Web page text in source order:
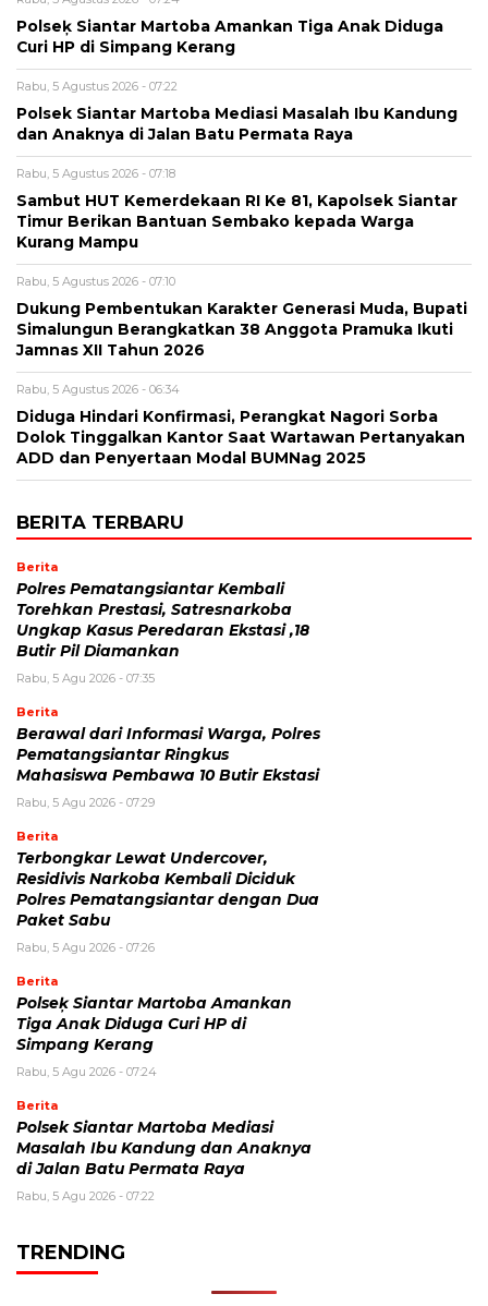
Polseķ Siantar Martoba Amankan Tiga Anak Diduga
Curi HP di Simpang Kerang
Rabu, 5 Agustus 2026 - 07:22
Polsek Siantar Martoba Mediasi Masalah Ibu Kandung
dan Anaknya di Jalan Batu Permata Raya
Rabu, 5 Agustus 2026 - 07:18
Sambut HUT Kemerdekaan RI Ke 81, Kapolsek Siantar
Timur Berikan Bantuan Sembako kepada Warga
Kurang Mampu
Rabu, 5 Agustus 2026 - 07:10
Dukung Pembentukan Karakter Generasi Muda, Bupati
Simalungun Berangkatkan 38 Anggota Pramuka Ikuti
Jamnas XII Tahun 2026
Rabu, 5 Agustus 2026 - 06:34
Diduga Hindari Konfirmasi, Perangkat Nagori Sorba
Dolok Tinggalkan Kantor Saat Wartawan Pertanyakan
ADD dan Penyertaan Modal BUMNag 2025
BERITA TERBARU
Berita
Polres Pematangsiantar Kembali
Torehkan Prestasi, Satresnarkoba
Ungkap Kasus Peredaran Ekstasi ,18
Butir Pil Diamankan
Rabu, 5 Agu 2026 - 07:35
Berita
Berawal dari Informasi Warga, Polres
Pematangsiantar Ringkus
Mahasiswa Pembawa 10 Butir Ekstasi
Rabu, 5 Agu 2026 - 07:29
Berita
Terbongkar Lewat Undercover,
Residivis Narkoba Kembali Diciduk
Polres Pematangsiantar dengan Dua
Paket Sabu
Rabu, 5 Agu 2026 - 07:26
Berita
Polseķ Siantar Martoba Amankan
Tiga Anak Diduga Curi HP di
Simpang Kerang
Rabu, 5 Agu 2026 - 07:24
Berita
Polsek Siantar Martoba Mediasi
Masalah Ibu Kandung dan Anaknya
di Jalan Batu Permata Raya
Rabu, 5 Agu 2026 - 07:22
TRENDING